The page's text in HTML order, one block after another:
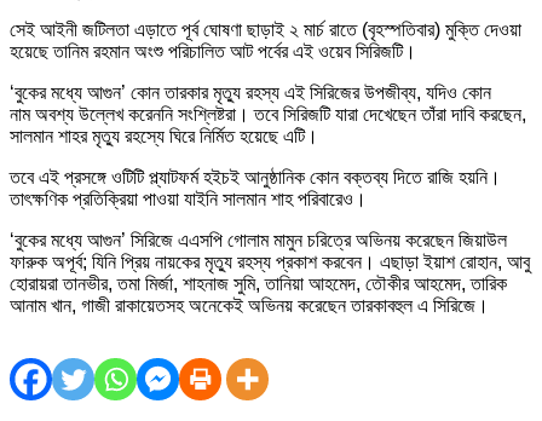
সেই আইনী জটিলতা এড়াতে পূর্ব ঘোষণা ছাড়াই ২ মার্চ রাতে (বৃহস্পতিবার) মুক্তি দেওয়া
হয়েছে তানিম রহমান অংশু পরিচালিত আট পর্বের এই ওয়েব সিরিজটি।
‘বুকের মধ্যে আগুন’ কোন তারকার মৃত্যু রহস্য এই সিরিজের উপজীব্য, যদিও কোন
নাম অবশ্য উল্লেখ করেননি সংশ্লিষ্টরা। তবে সিরিজটি যারা দেখেছেন তাঁরা দাবি করছেন,
সালমান শাহর মৃত্যু রহস্যে ঘিরে নির্মিত হয়েছে এটি।
তবে এই প্রসঙ্গে ওটিটি প্ল্যাটফর্ম হইচই আনুষ্ঠানিক কোন বক্তব্য দিতে রাজি হয়নি।
তাৎক্ষণিক প্রতিক্রিয়া পাওয়া যাইনি সালমান শাহ পরিবারেও।
‘বুকের মধ্যে আগুন’ সিরিজে এএসপি গোলাম মামুন চরিত্রে অভিনয় করেছেন জিয়াউল
ফারুক অপূর্ব; যিনি প্রিয় নায়কের মৃত্যু রহস্য প্রকাশ করবেন। এছাড়া ইয়াশ রোহান, আবু
হোরায়রা তানভীর, তমা মির্জা, শাহনাজ সুমি, তানিয়া আহমেদ, তৌকীর আহমেদ, তারিক
আনাম খান, গাজী রাকায়েতসহ অনেকেই অভিনয় করেছেন তারকাবহুল এ সিরিজে।